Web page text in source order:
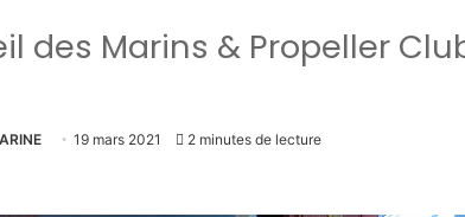
des Marins & Propeller
19 mars 2021 2 minutes de lecture